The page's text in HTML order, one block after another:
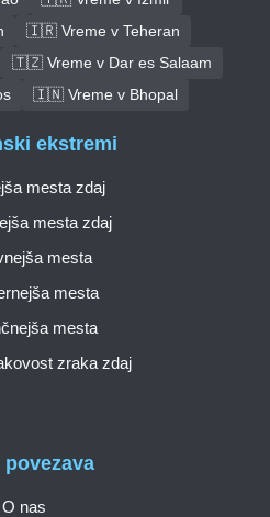
🇮🇷 Vreme v Teheran
🇹🇿 Vreme v Dar es Salaam
🇮🇳 Vreme v Bhopal
povezava
O nas
ekstremi
mesta zdaj
mesta zdaj
mesta
mesta
mesta
zraka zdaj